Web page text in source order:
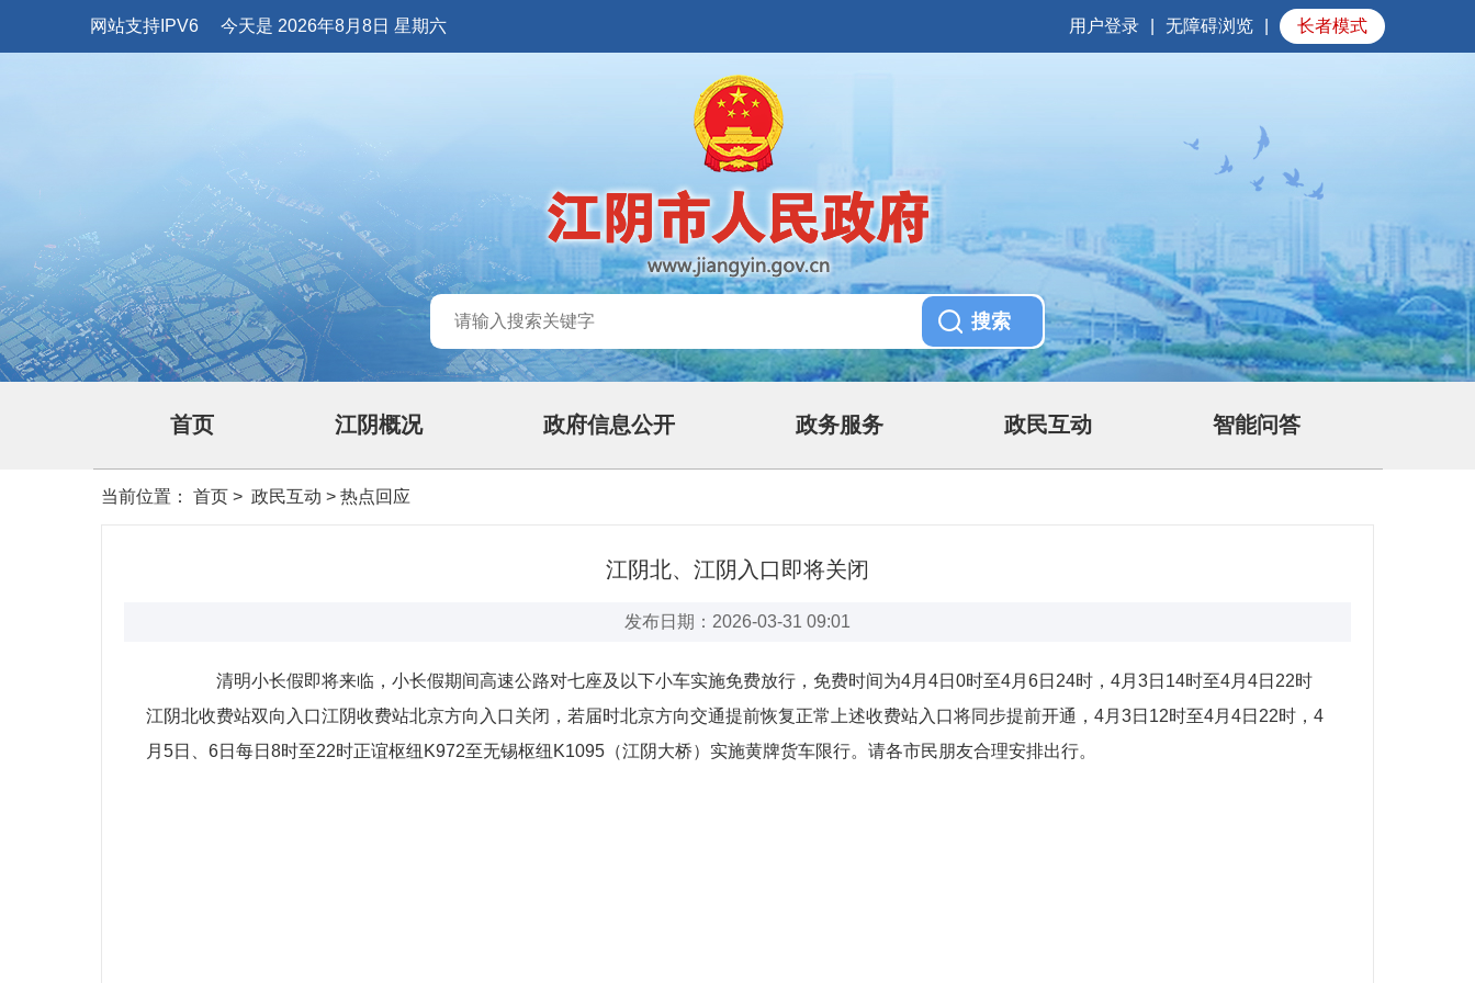
网站支持IPV6 今天是 2026年8月8日 星期六 用户登录 无障碍浏览 长者模式
首页 江阴概况 政府信息公开 政务服务 政民互动 智能问答
当前位置： 首页 > 政民互动 > 热点回应
江阴北、江阴入口即将关闭
发布日期：2026-03-31 09:01
清明小长假即将来临，小长假期间高速公路对七座及以下小车实施免费放行，免费时间为4月4日0时至4月6日24时，4月3日14时至4月4日22时
江阴北收费站双向入口江阴收费站北京方向入口关闭，若届时北京方向交通提前恢复正常上述收费站入口将同步提前开通，4月3日12时至4月4日22时，4
月5日、6日每日8时至22时正谊枢纽K972至无锡枢纽K1095（江阴大桥）实施黄牌货车限行。请各市民朋友合理安排出行。